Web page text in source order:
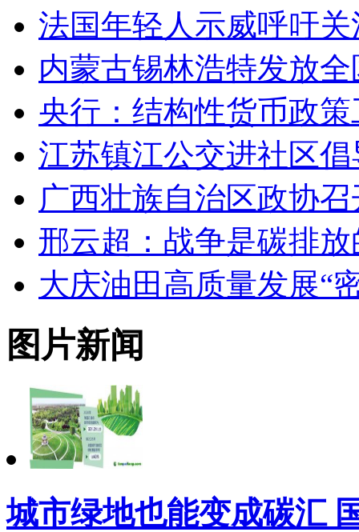
法国年轻人示威呼吁
内蒙古锡林浩特发放
央行：结构性货币政
江苏镇江公交进社区
广西壮族自治区政协
邢云超：战争是碳排
大庆油田高质量发展“
图片新闻
城市绿地也能变成碳汇